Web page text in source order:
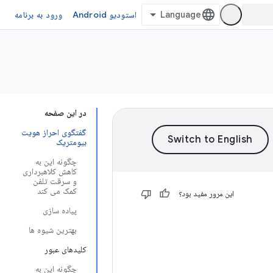
استودیو Android ورود به برنامه
در این صفحه
گفتگوی احراز هویت
بیومتریک
چگونه این به
کاهش کلاهبرداری
و سرقت تلفن
کمک می کند
پیاده سازی
بهترین شیوه ها
کلیدهای عبور
چگونه این به
این مرور مفید بود؟